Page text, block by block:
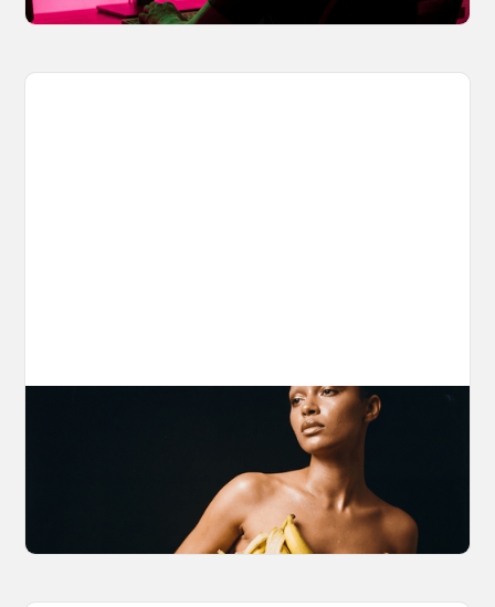
The Nano Banana 2 Handbook
Brian from Litany of Ignition gives a hands-on
breakdown of what Gemini 2.0 Flash Image
can actually do, with the prompts to prove it.